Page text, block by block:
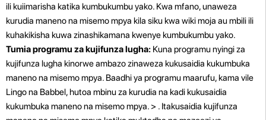
ili kuiimarisha katika kumbukumbu yako. Kwa mfano, unaweza
kurudia maneno na misemo mpya kila siku kwa wiki moja au mbili ili
kuhakikisha kuwa zinashikamana kwenye kumbukumbu yako.
Tumia programu za kujifunza lugha: Kuna programu nyingi za
kujifunza lugha kinorwe ambazo zinaweza kukusaidia kukumbuka
maneno na misemo mpya. Baadhi ya programu maarufu, kama vile
Lingo na Babbel, hutoa mbinu za kurudia na kadi kukusaidia
kukumbuka maneno na misemo mpya. > . Itakusaidia kujifunza